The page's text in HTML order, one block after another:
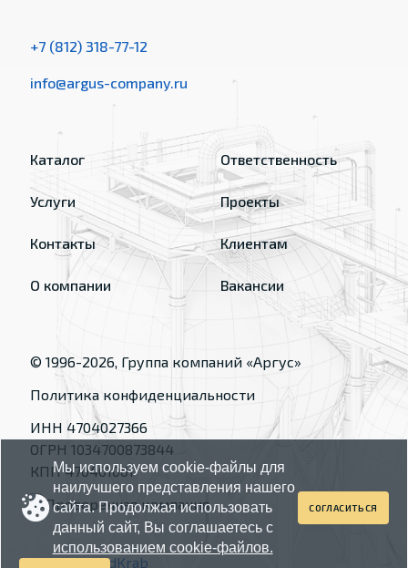
+7 (812) 318-77-12
info@argus-company.ru
Каталог
Услуги
Контакты
О компании
Ответственность
Проекты
Клиентам
Вакансии
© 1996-2026, Группа компаний «Аргус»
Политика конфиденциальности
ИНН 4704027366
ОГРН 1034700873844
КПП 470401001
Made byRedKrab
Мы используем cookie-файлы для
наилучшего представления нашего
сайта. Продолжая использовать
данный сайт, Вы соглашаетесь с
использованием cookie-файлов.
СОГЛАСИТЬСЯ